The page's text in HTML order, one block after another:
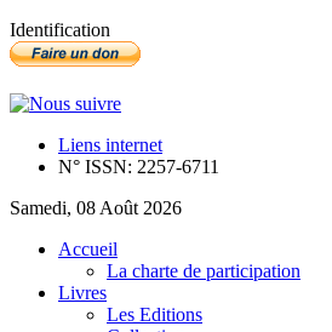
Identification
Liens internet
N° ISSN: 2257-6711
Samedi, 08 Août 2026
Accueil
La charte de participation
Livres
Les Editions